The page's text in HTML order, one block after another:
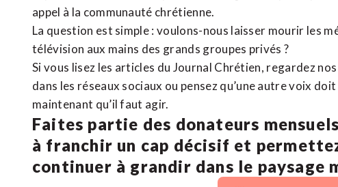
appel à la communauté chrétienne.
La question est simple : voulons-nous laisser mourir les
télévision aux mains des grands groupes privés ?
Si vous lisez les articles du Journal Chrétien, regardez
dans les réseaux sociaux ou pensez qu’une autre voix
maintenant qu’il faut agir.
Faites partie des donateurs
à franchir un cap décisif et
continuer à grandir dans le paysage